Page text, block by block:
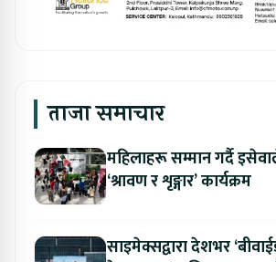
ताजा समाचार
महिलाहरू सम्मान गर्दै
‘श्रावण र शृङ्गार’ कार्यक्रम
साइमेक्सद्वारा देशभर